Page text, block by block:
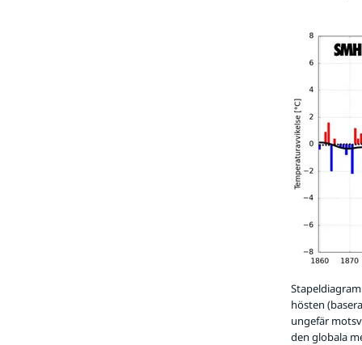
hösten
ungefär
den globala